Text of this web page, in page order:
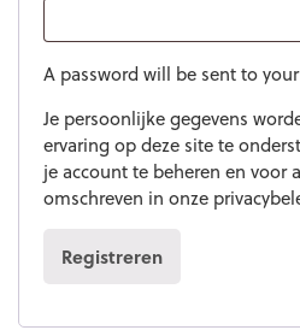
A password will be sent to
Je persoonlijke gegevens
ervaring op deze site te
je account te beheren en voor
omschreven in onze
Registreren